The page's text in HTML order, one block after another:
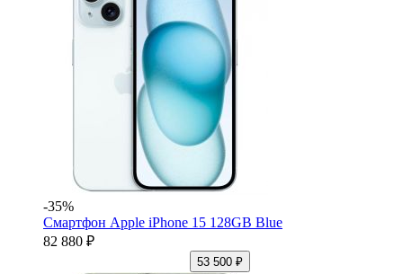
-35%
Смартфон Apple iPhone 15 128GB Blue
82 880 ₽
53 500 ₽